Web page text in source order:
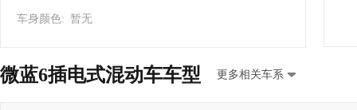
车身颜色: 暂无
微蓝6插电式混动车车型 更多相关车系